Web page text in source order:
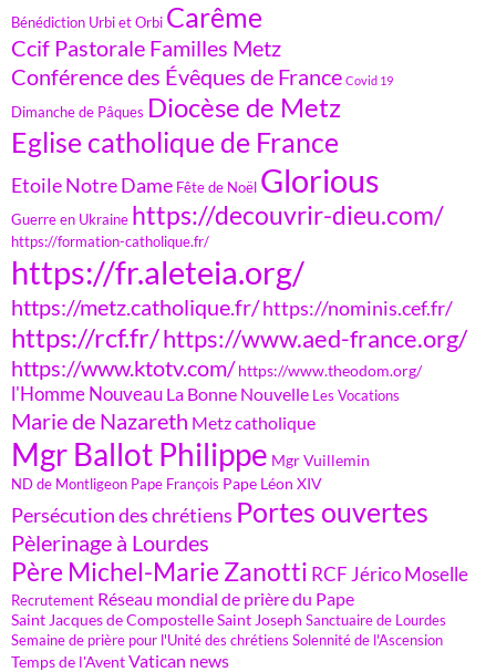
Bénédiction Urbi et Orbi Carême
Ccif Pastorale Familles Metz
Conférence des Évêques de France Covid 19
Dimanche de Pâques Diocèse de Metz
Eglise catholique de France
Etoile Notre Dame Fête de Noël Glorious
Guerre en Ukraine https://decouvrir-dieu.com/
https://formation-catholique.fr/
https://fr.aleteia.org/
https://metz.catholique.fr/https://nominis.cef.fr/
https://rcf.fr/https://www.aed-france.org/
https://www.ktotv.com/ https://www.theodom.org/
l'Homme Nouveau La Bonne Nouvelle Les Vocations
Marie de Nazareth Metz catholique
Mgr Ballot Philippe Mgr Vuillemin
ND de Montligeon Pape François Pape Léon XIV
Persécution des chrétiens Portes ouvertes
Pèlerinage à Lourdes
Père Michel-Marie Zanotti RCF Jérico Moselle
Recrutement Réseau mondial de prière du Pape
Saint Jacques de CompostelleSaint Joseph Sanctuaire de Lourdes
Semaine de prière pour l'Unité des chrétiens Solennité de l'Ascension
Temps de l'AventVatican news